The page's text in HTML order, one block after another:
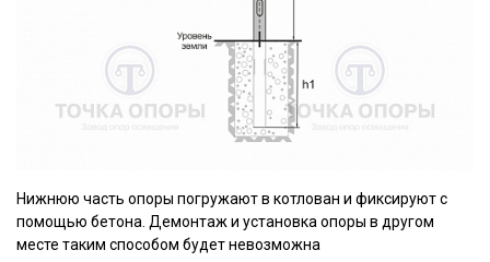
Нижнюю часть опоры погружают в котлован и фиксируют с
помощью бетона. Демонтаж и установка опоры в другом
месте таким способом будет невозможна